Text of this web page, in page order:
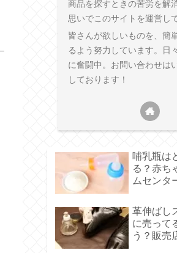
商品を探すときの苦労を解
思いでこのサイトを運営し
皆さんが欲しいものを、簡
るよう努力しています。日
に奮闘中。お問い合わせは
しております！
哺乳瓶は
る？赤ち
ムセンタ
革伸ばし
に売って
う？販売